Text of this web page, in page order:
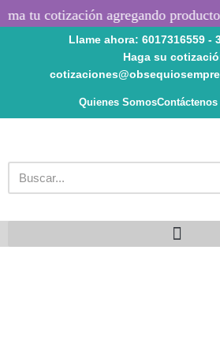
contenido
tu cotización agregando
Llame ahora: 6017316559 -
Haga su
Quienes SomosContáctenos